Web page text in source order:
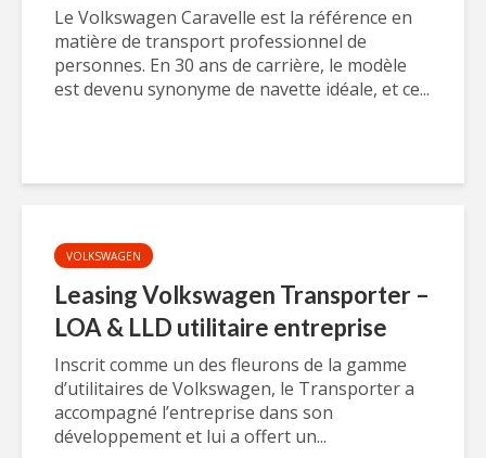
Le Volkswagen Caravelle est la référence en
matière de transport professionnel de
personnes. En 30 ans de carrière, le modèle
est devenu synonyme de navette idéale, et ce...
VOLKSWAGEN
Leasing Volkswagen Transporter –
LOA & LLD utilitaire entreprise
Inscrit comme un des fleurons de la gamme
d’utilitaires de Volkswagen, le Transporter a
accompagné l’entreprise dans son
développement et lui a offert un...